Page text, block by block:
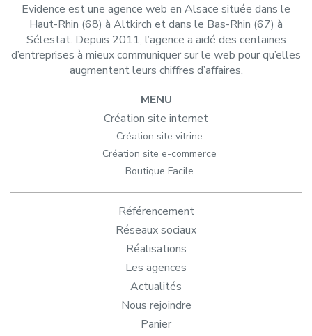
Evidence est une agence web en Alsace située dans le
Haut-Rhin (68) à Altkirch et dans le Bas-Rhin (67) à
Sélestat. Depuis 2011, l’agence a aidé des centaines
d’entreprises à mieux communiquer sur le web pour qu’elles
augmentent leurs chiffres d’affaires.
MENU
Création site internet
Création site vitrine
Création site e-commerce
Boutique Facile
Référencement
Réseaux sociaux
Réalisations
Les agences
Actualités
Nous rejoindre
Panier